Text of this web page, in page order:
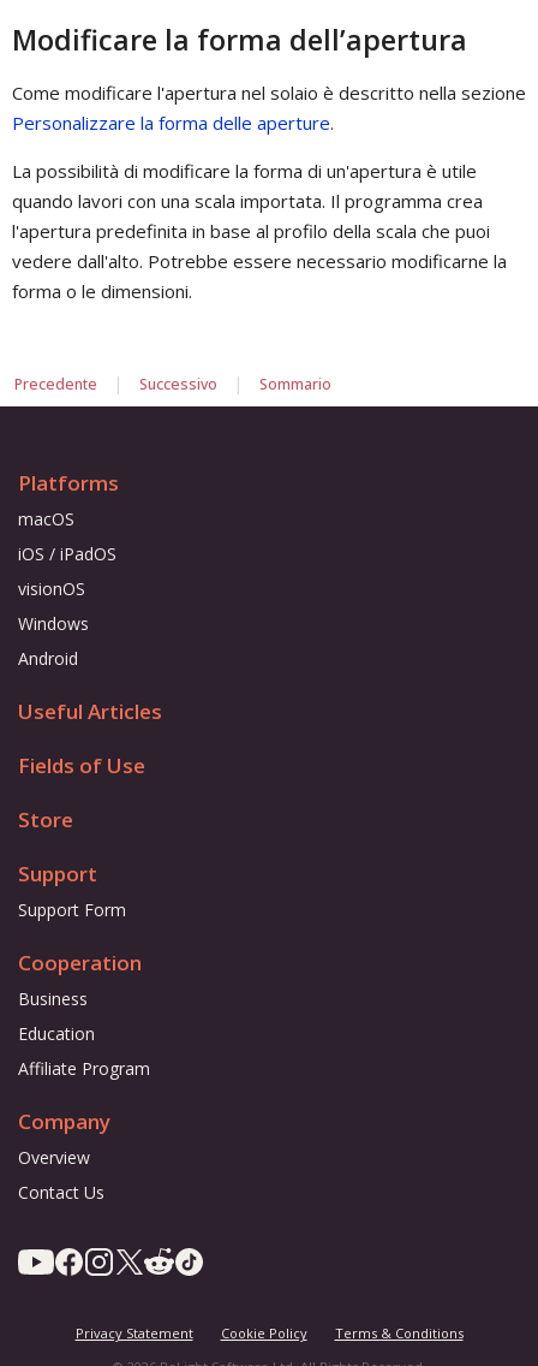
Modificare la forma dell’apertura
Come modificare l'apertura nel solaio è descritto nella sezione
Personalizzare la forma delle aperture.
La possibilità di modificare la forma di un'apertura è utile
quando lavori con una scala importata. Il programma crea
l'apertura predefinita in base al profilo della scala che puoi
vedere dall'alto. Potrebbe essere necessario modificarne la
forma o le dimensioni.
Precedente | Successivo | Sommario
Platforms
macOS
iOS / iPadOS
visionOS
Windows
Android
Useful Articles
Fields of Use
Store
Support
Support Form
Cooperation
Business
Education
Affiliate Program
Company
Overview
Contact Us
Privacy Statement Cookie Policy
Terms & Conditions